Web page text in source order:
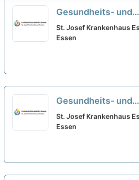
Gesundheits- und
Krankenpfleger:in
unsere Klinik für
- Wir freuen uns
St. Josef Krankenhaus
Essen
Gesundheits- und
Krankenpfleger:in
unsere Klinik für
freuen uns auf
St. Josef Krankenhaus
Essen